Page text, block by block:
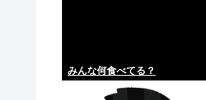
みんな何食べてる？